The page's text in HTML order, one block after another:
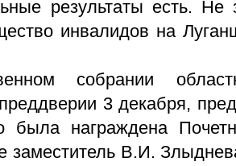
результаты есть.
инвалидов на
собрании
3 декабря,
была награждена
заместитель В.И.